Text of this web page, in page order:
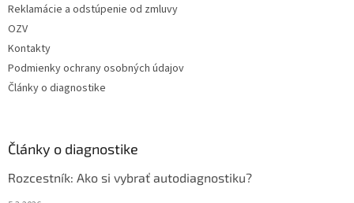
Reklamácie a odstúpenie od zmluvy
OZV
Kontakty
Podmienky ochrany osobných údajov
Články o diagnostike
Články o diagnostike
Rozcestník: Ako si vybrať autodiagnostiku?